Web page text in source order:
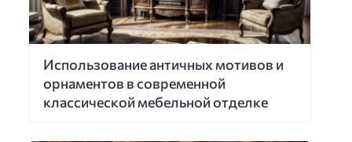
Использование античных мотивов и
орнаментов в современной
классической мебельной отделке